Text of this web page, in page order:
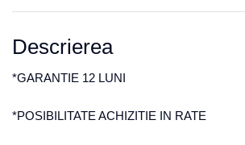
Descrierea
*GARANTIE 12 LUNI
*POSIBILITATE ACHIZITIE IN RATE